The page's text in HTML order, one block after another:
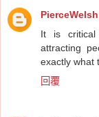
PierceWelsh
It is critical
attracting
exactly what
回覆